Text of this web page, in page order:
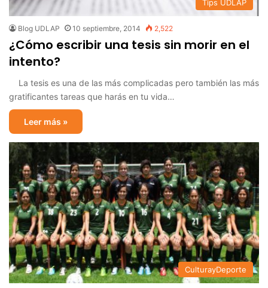
Tips UDLAP
Blog UDLAP 10 septiembre, 2014 2,522
¿Cómo escribir una tesis sin morir en el
intento?
La tesis es una de las más complicadas pero también las más
gratificantes tareas que harás en tu vida…
Leer más »
CulturayDeporte